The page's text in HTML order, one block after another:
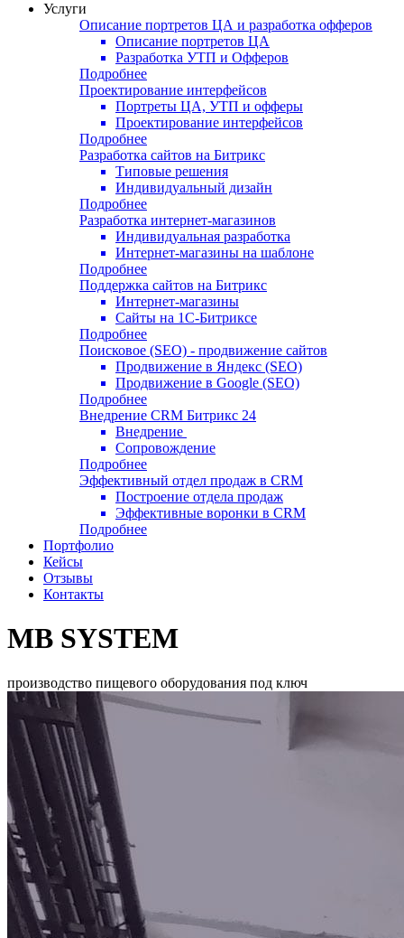
Услуги
Описание портретов ЦА и разработка офферов
Описание портретов ЦА
Разработка УТП и Офферов
Подробнее
Проектирование интерфейсов
Портреты ЦА, УТП и офферы
Проектирование интерфейсов
Подробнее
Разработка сайтов на Битрикс
Типовые решения
Индивидуальный дизайн
Подробнее
Разработка интернет-магазинов
Индивидуальная разработка
Интернет-магазины на шаблоне
Подробнее
Поддержка сайтов на Битрикс
Интернет-магазины
Сайты на 1С-Битриксе
Подробнее
Поисковое (SEO) - продвижение сайтов
Продвижение в Яндекс (SEO)
Продвижение в Google (SEO)
Подробнее
Внедрение CRM Битрикс 24
Внедрение
Сопровождение
Подробнее
Эффективный отдел продаж в CRM
Построение отдела продаж
Эффективные воронки в CRM
Подробнее
Портфолио
Кейсы
Отзывы
Контакты
MB SYSTEM
производство пищевого оборудования под ключ